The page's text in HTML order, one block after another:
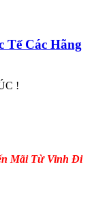
Các Hãng
!
Mãi Từ Vinh Đi